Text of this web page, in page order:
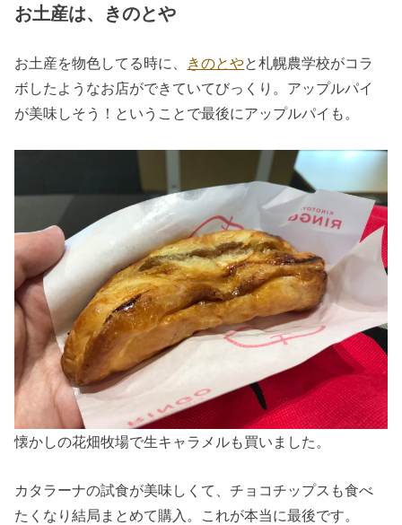
お土産は、きのとや
お土産を物色してる時に、 きのとやと札幌農学校がコラ
ボしたようなお店ができていてびっくり。アップルパイ
が美味しそう！ということで最後にアップルパイも。
懐かしの花畑牧場で生キャラメルも買いました。
カタラーナの試食が美味しくて、チョコチップスも食べ
たくなり結局まとめて購入。これが本当に最後です。